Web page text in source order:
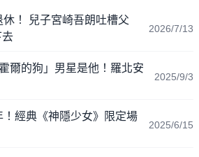
！ 兒子宮崎吾朗吐槽父
去
2026/7/13
爾的狗」男星是他！羅北安
2025/9/3
！經典《神隱少女》限定場
2025/6/15